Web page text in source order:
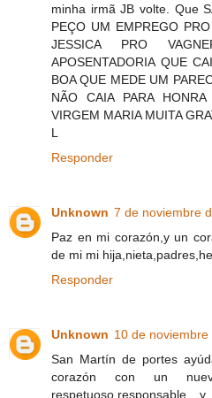
minha irmã JB volte. Que
PEÇO UM EMPREGO
JESSICA PRO
APOSENTADORIA QUE
BOA QUE MEDE UM
NÃO CAIA PARA
VIRGEM MARIA MUITA
L
Responder
Unknown 7 de noviembre
Paz en mi corazón,y un
de mi mi
Responder
Unknown 10 de
San Martín de portes
corazón con un